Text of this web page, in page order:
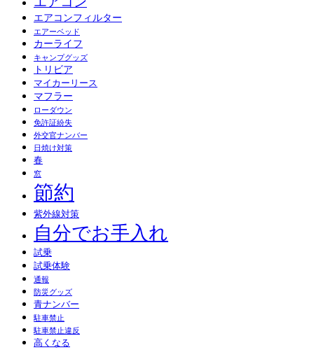
エアコンフィルター
エアーベッド
カーライフ
キャンプグッズ
トリビア
マイカーリース
マフラー
ローダウン
免許証紛失
外交官ナンバー
日焼け対策
春
窓
節約
紫外線対策
自分でお手入れ
試乗
試乗体験
通報
防災グッズ
青ナンバー
駐車禁止
駐車禁止違反
高くなる